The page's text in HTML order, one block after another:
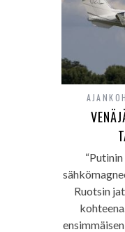
Ruotsin